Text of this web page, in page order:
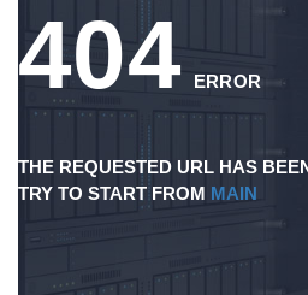
404 ERROR
THE REQUESTED URL HAS
TRY TO START FROM MAIN